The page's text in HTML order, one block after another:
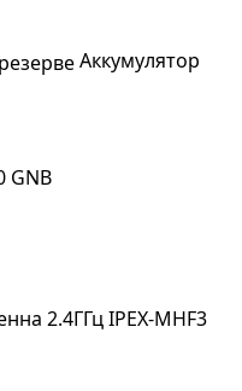
Аккумулятор
GNB
2.4ГГц IPEX-MHF3